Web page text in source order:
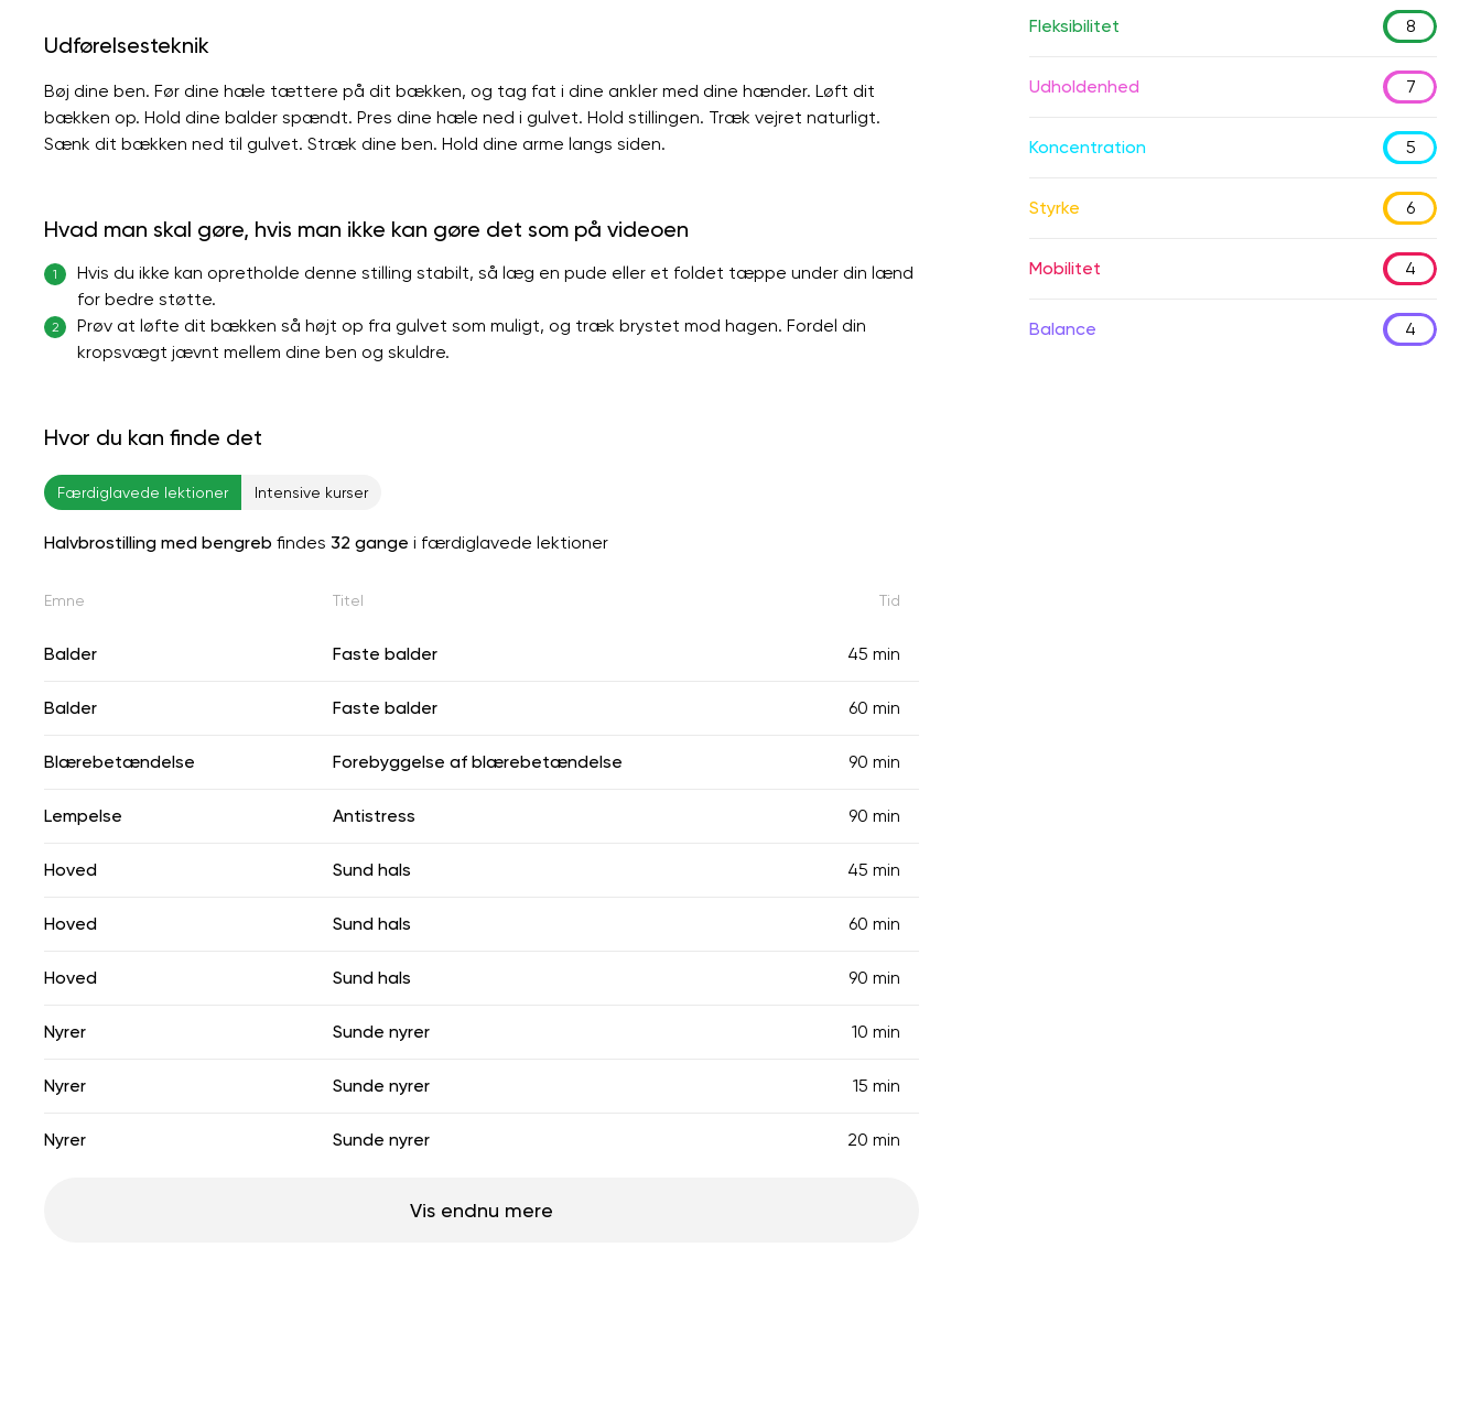
Udførelsesteknik
Bøj dine ben. Før dine hæle tættere på dit bækken, og tag fat i dine ankler med dine hænder. Løft dit
bækken op. Hold dine balder spændt. Pres dine hæle ned i gulvet. Hold stillingen. Træk vejret naturligt.
Sænk dit bækken ned til gulvet. Stræk dine ben. Hold dine arme langs siden.
Hvad man skal gøre, hvis man ikke kan gøre det som på videoen
1
Hvis du ikke kan opretholde denne stilling stabilt, så læg en pude eller et foldet tæppe under din lænd
for bedre støtte.
2
Prøv at løfte dit bækken så højt op fra gulvet som muligt, og træk brystet mod hagen. Fordel din
kropsvægt jævnt mellem dine ben og skuldre.
Hvor du kan finde det
Færdiglavede lektioner Intensive kurser
Halvbrostilling med bengreb findes 32 gange i færdiglavede lektioner
Emne Titel Tid
Balder Faste balder 45 min
Balder Faste balder 60 min
Blærebetændelse Forebyggelse af blærebetændelse 90 min
Lempelse Antistress 90 min
Hoved Sund hals 45 min
Hoved Sund hals 60 min
Hoved Sund hals 90 min
Nyrer Sunde nyrer 10 min
Nyrer Sunde nyrer 15 min
Nyrer Sunde nyrer 20 min
Vis endnu mere
Fleksibilitet 8
Udholdenhed 7
Koncentration 5
Styrke 6
Mobilitet 4
Balance 4